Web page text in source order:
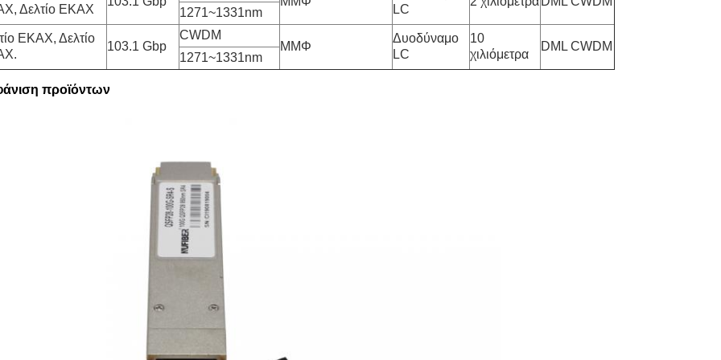
Δελτίο ΕΚΑΧ
LC
1271~1331nm
ΕΚΑΧ, Δελτίο
103.1 Gbp
CWDM
ΜΜΦ
Δυοδύναμο
LC
10
χιλιόμετρα
DML CWDM
1271~1331nm
προϊόντων